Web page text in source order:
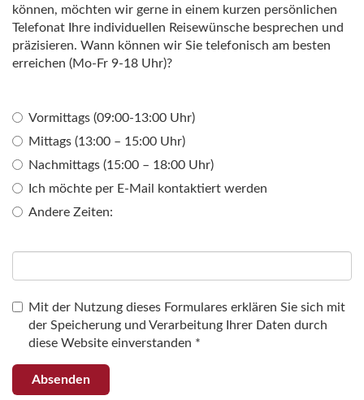
können, möchten wir gerne in einem kurzen persönlichen
Telefonat Ihre individuellen Reisewünsche besprechen und
präzisieren. Wann können wir Sie telefonisch am besten
erreichen (Mo-Fr 9-18 Uhr)?
Vormittags (09:00-13:00 Uhr)
Mittags (13:00 – 15:00 Uhr)
Nachmittags (15:00 – 18:00 Uhr)
Ich möchte per E-Mail kontaktiert werden
Andere Zeiten:
Mit der Nutzung dieses Formulares erklären Sie sich mit
der Speicherung und Verarbeitung Ihrer Daten durch
diese Website einverstanden *
Absenden